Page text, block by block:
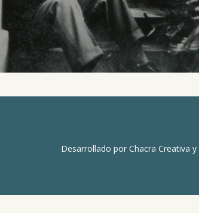
Desarrollado por Chacra Creativa y